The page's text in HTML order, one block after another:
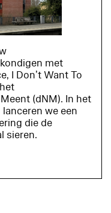
met
I Don’t Want To
(dNM). In het
we een
die de
sieren.